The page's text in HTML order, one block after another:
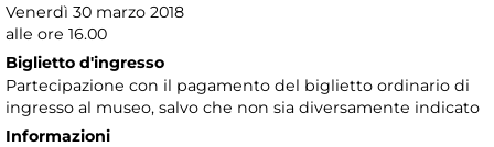
Venerdì 30 marzo 2018
alle ore 16.00
Biglietto d'ingresso
Partecipazione con il pagamento del biglietto ordinario di
ingresso al museo, salvo che non sia diversamente indicato
Informazioni